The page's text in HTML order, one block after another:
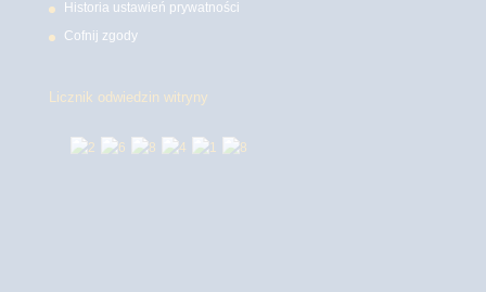
Historia ustawień prywatności
Cofnij zgody
Licznik odwiedzin witryny